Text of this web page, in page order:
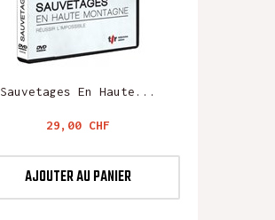
Sauvetages En Haute...
Prix
29,00 CHF
AJOUTER AU PANIER